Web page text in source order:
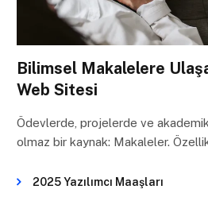
Bilimsel Makalelere
Web Sitesi
Ödevlerde, projelerde ve
olmaz bir kaynak: Makaleler.
2025 Yazılımcı Maaşları